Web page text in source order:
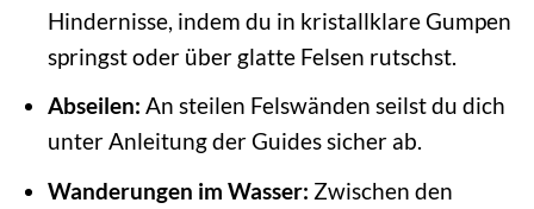
Hindernisse, indem du in kristallklare Gumpen
springst oder über glatte Felsen rutschst.
Abseilen: An steilen Felswänden seilst du dich
unter Anleitung der Guides sicher ab.
Wanderungen im Wasser: Zwischen den